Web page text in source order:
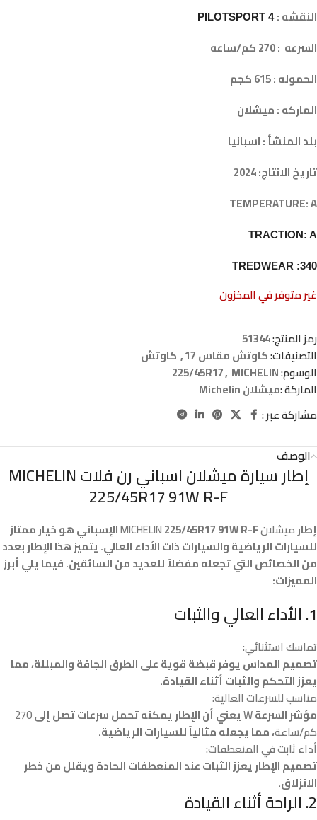
النقشه : PILOTSPORT 4
السرعه : 270 كم/ساعه
الحموله : 615 كجم
الماركه : ميشلان
بلد المنشأ : اسبانيا
تاريخ الانتاج: 2024
TEMPERATURE: A
TRACTION: A
TREDWEAR :340
غير متوفر في المخزون
رمز المنتج:51344
التصنيفات:كاوتش مقاس 17 , كاوتش
الوسوم:
225/45R17, MICHELIN
الماركة :ميشلان Michelin
مشاركة عبر :
الوصف
إطار سيارة ميشلان اسباني رن فلات MICHELIN
225/45R17 91W R-F
إطارميشلان MICHELIN
225/45R17 91W R-F الإسباني هو خيار ممتاز
للسيارات الرياضية والسيارات ذات الأداء العالي. يتميز هذا الإطار بعدد
من الخصائص التي تجعله مفضلاً للعديد من السائقين. فيما يلي أبرز
المميزات:
1. الأداء العالي والثبات
تماسك استثنائي:
تصميم المداس يوفر قبضة قوية على الطرق الجافة والمبللة، مما
يعزز التحكم والثبات أثناء القيادة.
مناسب للسرعات العالية:
مؤشر السرعةWيعني أن الإطار يمكنه تحمل سرعات تصل إلى270
كم/ساعة، مما يجعله مثالياً للسيارات الرياضية.
أداء ثابت في المنعطفات:
تصميم الإطار يعزز الثبات عند المنعطفات الحادة ويقلل من خطر
الانزلاق.
2. الراحة أثناء القيادة